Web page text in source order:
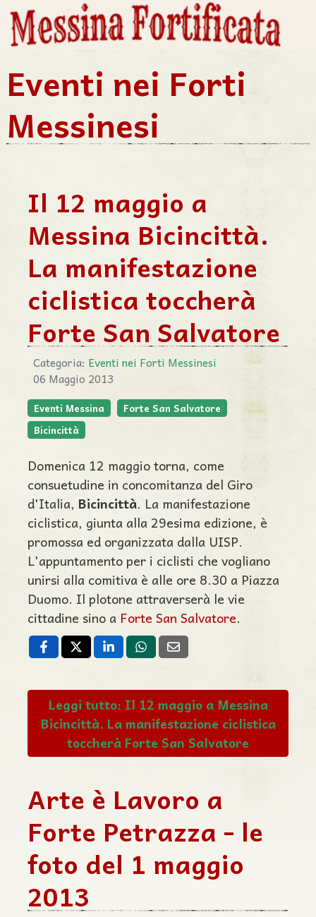
Eventi nei Forti
Messinesi
Il 12 maggio a
Messina Bicincittà.
La manifestazione
ciclistica toccherà
Forte San Salvatore
Categoria: Eventi nei Forti Messinesi
06 Maggio 2013
Eventi Messina
Forte San Salvatore
Bicincittà
Domenica 12 maggio torna, come
consuetudine in concomitanza del Giro
d'Italia, Bicincittà. La manifestazione
ciclistica, giunta alla 29esima edizione, è
promossa ed organizzata dalla UISP.
L'appuntamento per i ciclisti che vogliano
unirsi alla comitiva è alle ore 8.30 a Piazza
Duomo. Il plotone attraverserà le vie
cittadine sino a Forte San Salvatore.
Leggi tutto: Il 12 maggio a Messina
Bicincittà. La manifestazione ciclistica
toccherà Forte San Salvatore
Arte è Lavoro a
Forte Petrazza - le
foto del 1 maggio
2013